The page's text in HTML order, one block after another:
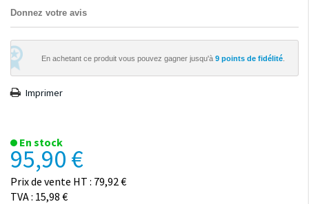
Donnez votre avis
En achetant ce produit vous pouvez gagner jusqu'à 9 points de fidélité
Imprimer
En stock
95,90 €
Prix de vente HT : 79,92 €
TVA : 15,98 €